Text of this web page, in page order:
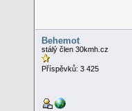
Behemot
stálý člen 30kmh.cz
Příspěvků: 3 425